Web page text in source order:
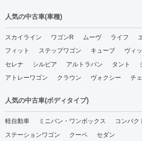
人気の中古車(車種)
スカイライン ワゴンR ムーヴ ライフ
フィット
ステップワゴン キューブ ヴィ
セレナ
シルビア アルトラパン タント
アトレーワゴン
クラウン ヴォクシー チ
人気の中古車(ボディタイプ)
軽自動車 ミニバン・ワンボックス コンパク
ステーションワゴン
クーペ セダン